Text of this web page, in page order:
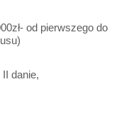
od pierwszego do
danie,